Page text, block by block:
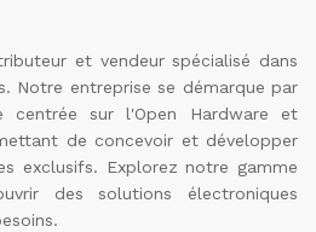
et vendeur spécialisé dans
Notre entreprise se démarque par
centrée sur l'Open Hardware et
de concevoir et développer
exclusifs. Explorez notre gamme
des solutions électroniques